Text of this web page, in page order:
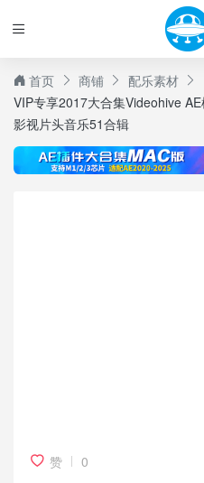
首页 商铺
配乐素材
VIP专享2017大合集Videohive
影视片头音乐51合辑
赞 0